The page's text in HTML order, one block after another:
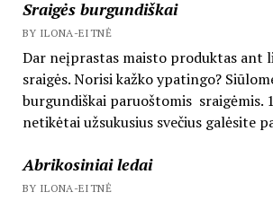
Sraigės burgundiškai
BY ILONA-EITNĖ
Dar neįprastas maisto produktas ant
sraigės. Norisi kažko ypatingo?
burgundiškai paruoštomis sraigėmis.
netikėtai užsukusius svečius galėsite
Abrikosiniai ledai
BY ILONA-EITNĖ